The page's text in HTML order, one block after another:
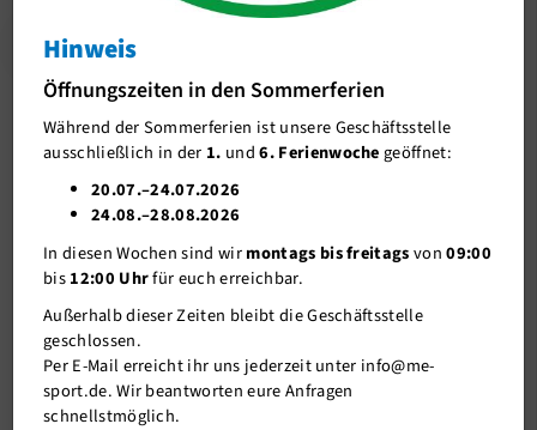
mehrBetriebliche Gesundheitsförderung
Beiträge
Bildergalerie
Unser Verein
Mitgliederservice
Verantwortung
Hinweis
Öffnungszeiten in den Sommerferien
Während der Sommerferien ist unsere Geschäftsstelle
ausschließlich in der 1. und6. Ferienwochegeöffnet:
20.07.–24.07.2026
24.08.–28.08.2026
In diesen Wochen sind wirmontags bis freitagsvon09:00
bis12:00 Uhrfür euch erreichbar.
Außerhalb dieser Zeiten bleibt die Geschäftsstelle
geschlossen.
Per E-Mail erreicht ihr uns jederzeit unter info@me-
sport.de. Wir beantworten eure Anfragen
schnellstmöglich.